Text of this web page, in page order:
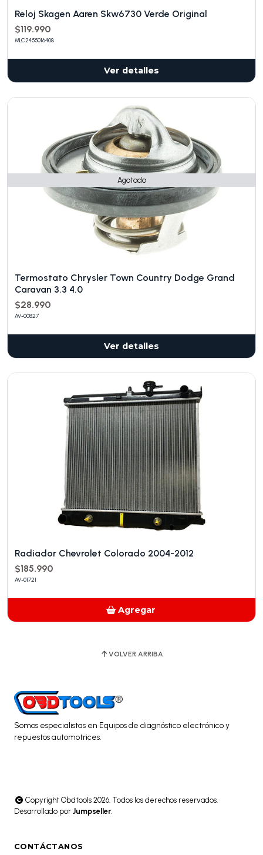
Reloj Skagen Aaren Skw6730 Verde Original
$119.990
MLC2455016408
Ver detalles
Agotado
Termostato Chrysler Town Country Dodge Grand
Caravan 3.3 4.0
$28.990
AV-00827
Ver detalles
Radiador Chevrolet Colorado 2004-2012
$185.990
AV-01721
Agregar
VOLVER ARRIBA
Somos especialistas en Equipos de diagnóstico electrónico y
repuestos automotrices.
Copyright Obdtools 2026. Todos los derechos reservados.
Desarrollado por Jumpseller.
CONTÁCTANOS